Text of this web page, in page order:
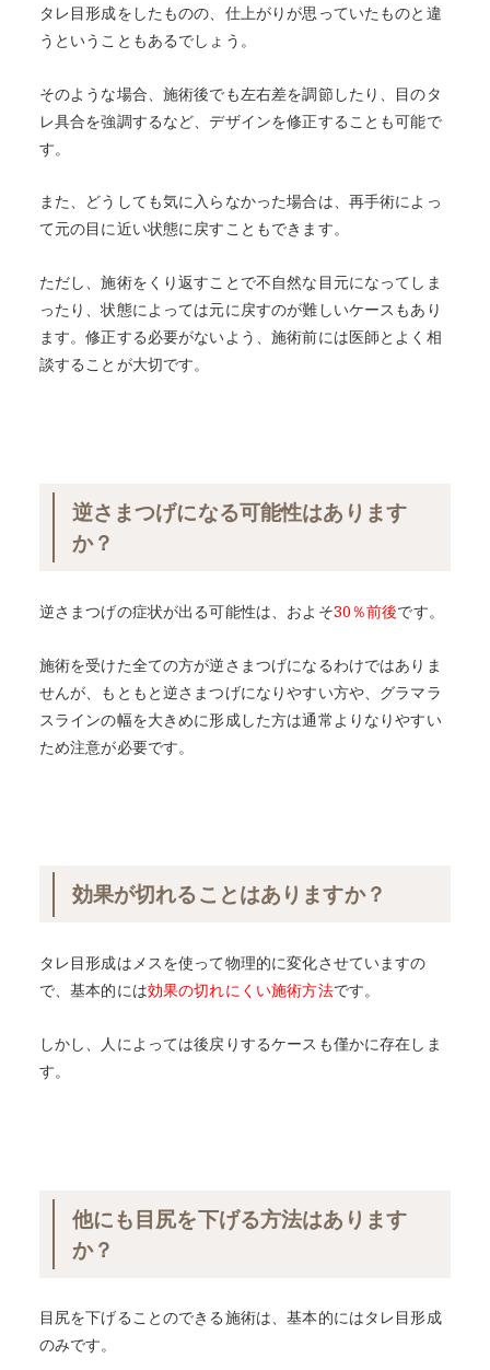
タレ目形成をしたものの、仕上がりが思っていたものと違
うということもあるでしょう。
そのような場合、施術後でも左右差を調節したり、目のタ
レ具合を強調するなど、デザインを修正することも可能で
す。
また、どうしても気に入らなかった場合は、再手術によっ
て元の目に近い状態に戻すこともできます。
ただし、施術をくり返すことで不自然な目元になってしま
ったり、状態によっては元に戻すのが難しいケースもあり
ます。修正する必要がないよう、施術前には医師とよく相
談することが大切です。
逆さまつげになる可能性はあります
か？
逆さまつげの症状が出る可能性は、およそ30％前後です。
施術を受けた全ての方が逆さまつげになるわけではありま
せんが、もともと逆さまつげになりやすい方や、グラマラ
スラインの幅を大きめに形成した方は通常よりなりやすい
ため注意が必要です。
効果が切れることはありますか？
タレ目形成はメスを使って物理的に変化させていますの
で、基本的には効果の切れにくい施術方法です。
しかし、人によっては後戻りするケースも僅かに存在しま
す。
他にも目尻を下げる方法はあります
か？
目尻を下げることのできる施術は、基本的にはタレ目形成
のみです。